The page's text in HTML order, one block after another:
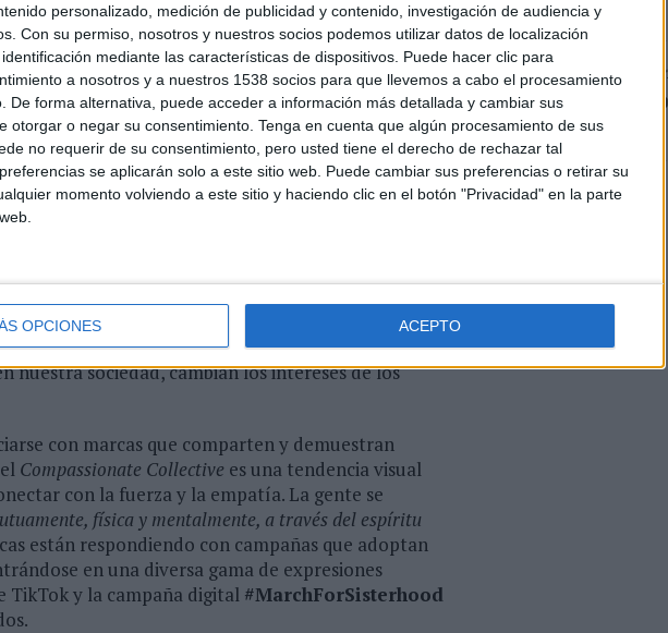
personalizado, medición de publicidad y contenido, investigación de audiencia y
Con su permiso, nosotros y nuestros socios podemos utilizar datos de localización
mediante las características de dispositivos. Puede hacer clic para
a nosotros y a nuestros 1538 socios para que llevemos a cabo el procesamiento
De forma alternativa, puede acceder a información más detallada y cambiar sus
otorgar o negar su consentimiento. Tenga en cuenta que algún procesamiento de sus
no requerir de su consentimiento, pero usted tiene el derecho de rechazar tal
se aplicarán solo a este sitio web. Puede cambiar sus preferencias o retirar su
momento volviendo a este sitio y haciendo clic en el botón "Privacidad" en la parte
OPCIONES ACEPTO
aferrarse a los valores fundamentales que
tendencia realmente habla de la profundidad de
cómo estamos viviendo actualmente. Ninguna
nuestra sociedad, cambian los intereses de los
con marcas que comparten y demuestran
Compassionate Collective es una tendencia visual
con la fuerza y la empatía. La gente se
física y mentalmente, a través del espíritu
están respondiendo con campañas que adoptan
en una diversa gama de expresiones
TikTok y la campaña digital #MarchForSisterhood
07/
en